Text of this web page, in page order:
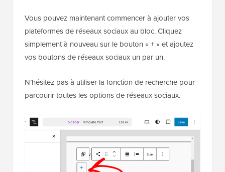
Vous pouvez maintenant commencer à ajouter vos
plateformes de réseaux sociaux au bloc. Cliquez
simplement à nouveau sur le bouton « + » et ajoutez
vos boutons de réseaux sociaux un par un.
N’hésitez pas à utiliser la fonction de recherche pour
parcourir toutes les options de réseaux sociaux.